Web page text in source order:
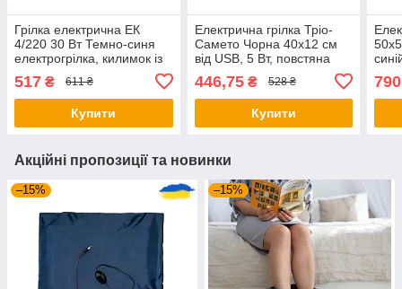
Грілка електрична ЕК
4/220 30 Вт Темно-синя
електрогрілка, килимок із
електрогралка
517 ₴ 611 ₴
Купити
Електрична грілка Тріо-
Самето Чорна 40х12 см
від USB, 5 Вт, повстяна
електрична
446,75₴ 528 ₴
Купити
Акційні пропозиції та новинки
–15% –15%